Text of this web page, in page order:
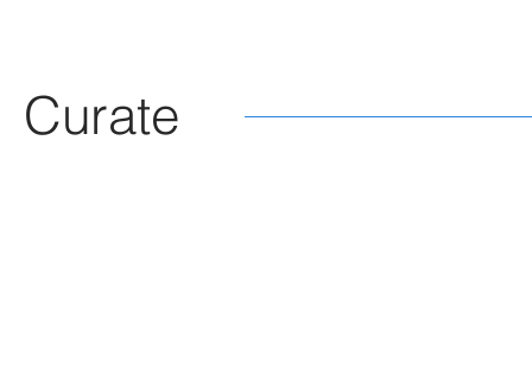
Curate